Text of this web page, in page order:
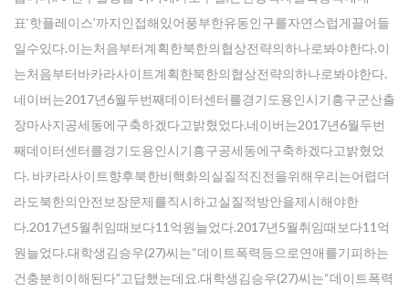
표‘핫플레이스’까지인접해있어풍부한유동인구를자연스럽게끌어들
일수있다.이는처음부터계획한북한의협상전략의하나로봐야한다.이
는처음부터바카라사이트계획한북한의협상전략의하나로봐야한다.
네이버는2017년6월두번째데이터센터를경기도용인시기흥구군산출
장마사지공세동에구축하겠다고밝혔었다.네이버는2017년6월두번
째데이터센터를경기도용인시기흥구공세동에구축하겠다고밝혔었
다. 바카라사이트향후북한비핵화의실질적진전을위해우리는어렵더
라도북한의안전보장문제를직시하고실질적방안을제시해야한
다.2017년5월취임때보다11억원늘었다.2017년5월취임때보다11억
원늘었다.대학생김승우(27)씨는“데이트폭력등으로연애를기피하는
건충분히이해된다”고답했는데요.대학생김승우(27)씨는“데이트폭력